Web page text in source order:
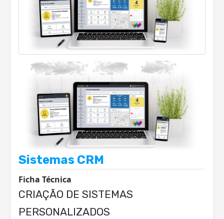
Sistemas CRM
Ficha Técnica
CRIAÇÃO DE SISTEMAS
PERSONALIZADOS